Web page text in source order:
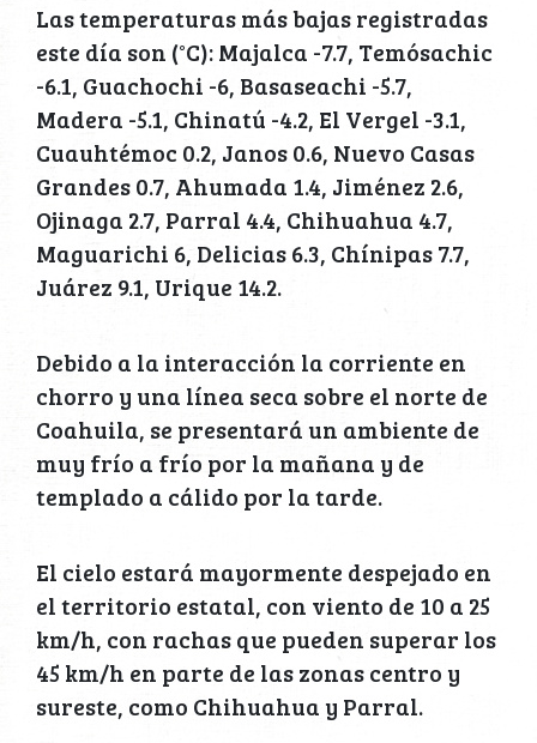
Las temperaturas más bajas registradas
este día son (°C): Majalca -7.7, Temósachic
-6.1, Guachochi -6, Basaseachi -5.7,
Madera -5.1, Chinatú -4.2, El Vergel -3.1,
Cuauhtémoc 0.2, Janos 0.6, Nuevo Casas
Grandes 0.7, Ahumada 1.4, Jiménez 2.6,
Ojinaga 2.7, Parral 4.4, Chihuahua 4.7,
Maguarichi 6, Delicias 6.3, Chínipas 7.7,
Juárez 9.1, Urique 14.2.
Debido a la interacción la corriente en
chorro y una línea seca sobre el norte de
Coahuila, se presentará un ambiente de
muy frío a frío por la mañana y de
templado a cálido por la tarde.
El cielo estará mayormente despejado en
el territorio estatal, con viento de 10 a 25
km/h, con rachas que pueden superar los
45 km/h en parte de las zonas centro y
sureste, como Chihuahua y Parral.